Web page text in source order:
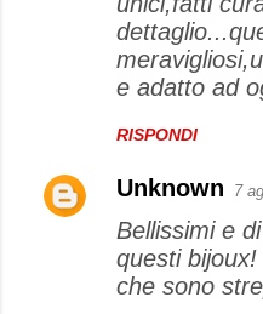
e adatto ad
RISPONDI
Unknown 7
Bellissimi e
questi
che sono